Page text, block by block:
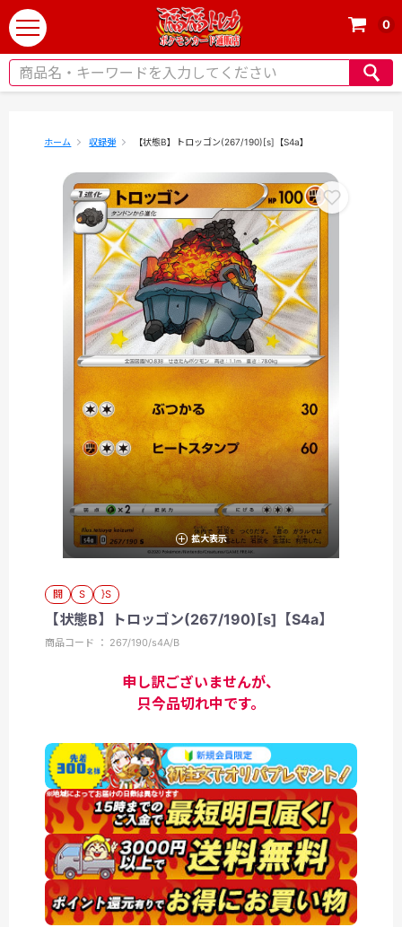
t
o
g
0
ホーム 収録弾 【状態B】トロッゴン(267/190)[s]【S4a】
拡大表示
闘 S }S
【状態B】トロッゴン(267/190)[s]【S4a】
商品コード ： 267/190/s4A/B
申し訳ございませんが、
只今品切れ中です。